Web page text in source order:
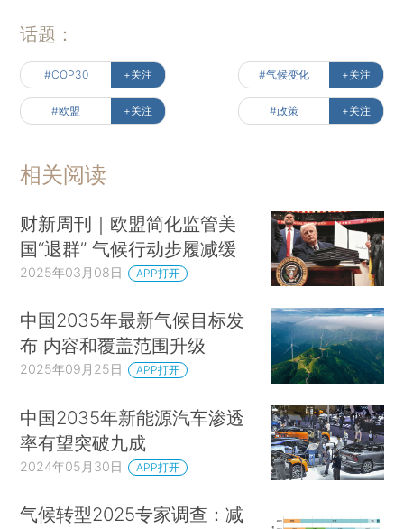
话题：
#COP30 +关注 #气候变化 +关注
#欧盟 +关注 #政策 +关注
相关阅读
财新周刊｜欧盟简化监管美
国“退群” 气候行动步履减缓
2025年03月08日 APP打开
中国2035年最新气候目标发
布 内容和覆盖范围升级
2025年09月25日 APP打开
中国2035年新能源汽车渗透
率有望突破九成
2024年05月30日 APP打开
气候转型2025专家调查：减